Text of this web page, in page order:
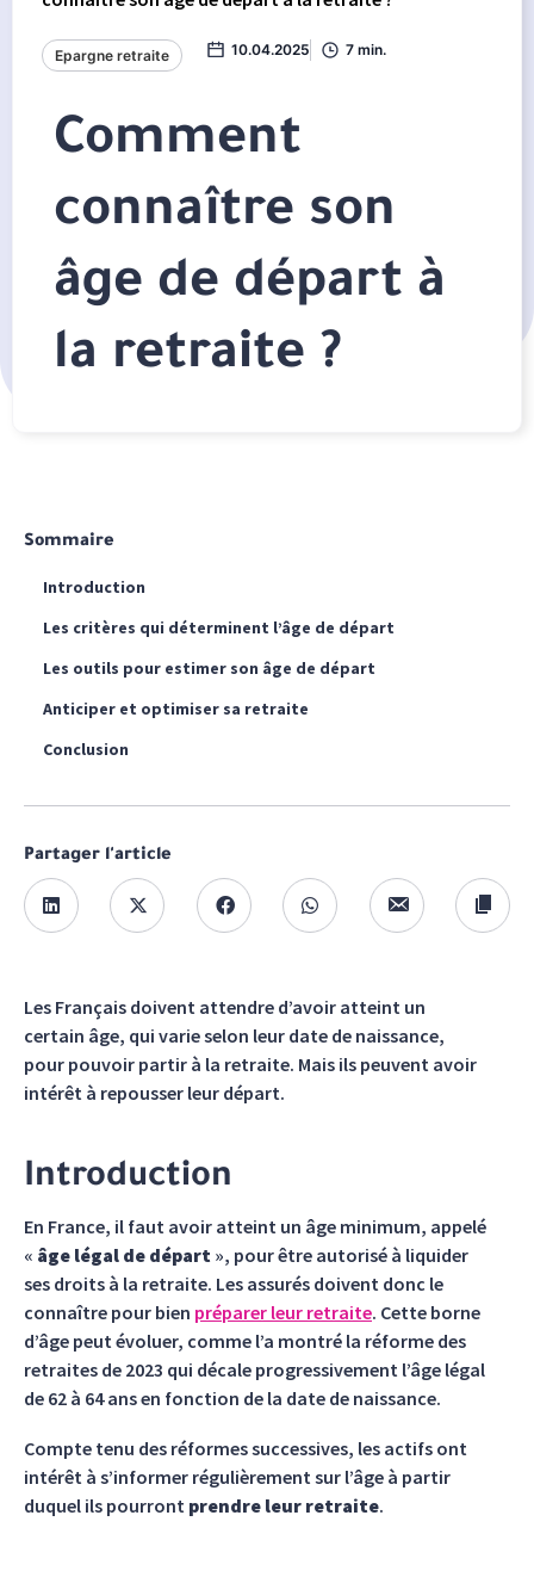
Epargne retraite 10.04.2025 7 min.
Comment
connaître son
âge de départ à
la retraite ?
Sommaire
Introduction
Les critères qui déterminent l’âge de départ
Les outils pour estimer son âge de départ
Anticiper et optimiser sa retraite
Conclusion
Partager l'article
Les Français doivent attendre d’avoir atteint un
certain âge, qui varie selon leur date de naissance,
pour pouvoir partir à la retraite. Mais ils peuvent avoir
intérêt à repousser leur départ.
Introduction
En France, il faut avoir atteint un âge minimum, appelé
« âge légal de départ », pour être autorisé à liquider
ses droits à la retraite. Les assurés doivent donc le
connaître pour bien préparer leur retraite. Cette borne
d’âge peut évoluer, comme l’a montré la réforme des
retraites de 2023 qui décale progressivement l’âge légal
de 62 à 64 ans en fonction de la date de naissance.
Compte tenu des réformes successives, les actifs ont
intérêt à s’informer régulièrement sur l’âge à partir
duquel ils pourront prendre leur retraite.